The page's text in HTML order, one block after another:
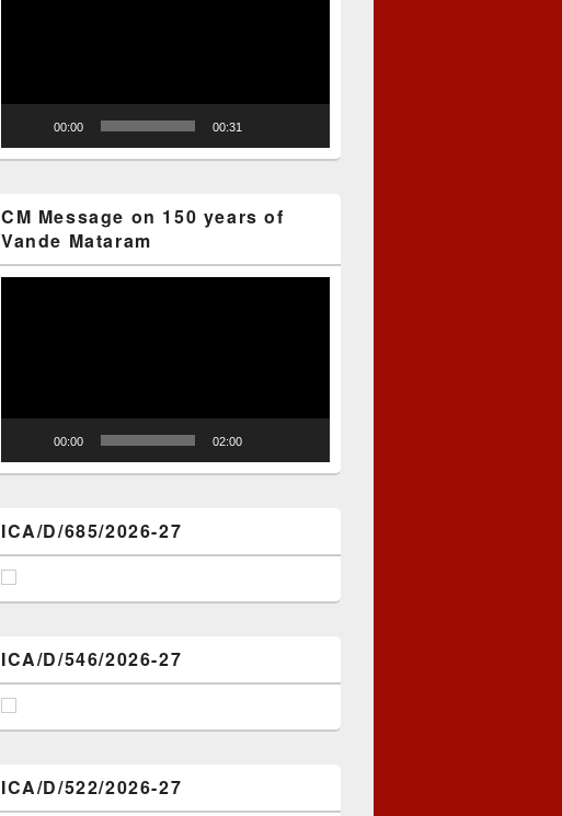
00:00 00:31
CM Message on 150 years of
Vande Mataram
00:00 02:00
ICA/D/685/2026-27
ICA/D/546/2026-27
ICA/D/522/2026-27